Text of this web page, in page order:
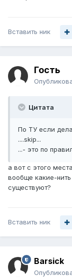
Вставить ник
Гость
Цитата
По ТУ если
....skip...
...- это по
а вот с этого
вообще какие-
существуют?
Вставить ник
Barsick